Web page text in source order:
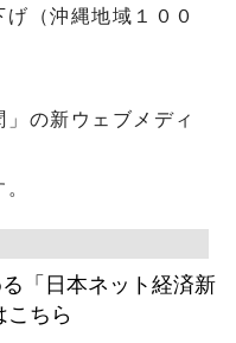
（沖縄地域１００
の新ウェブメディ
「日本ネット経済新
こちら